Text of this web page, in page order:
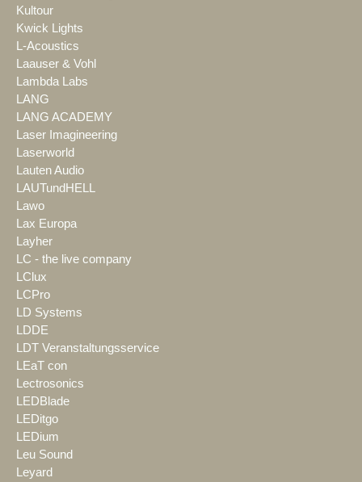
Kultour
Kwick Lights
L-Acoustics
Laauser & Vohl
Lambda Labs
LANG
LANG ACADEMY
Laser Imagineering
Laserworld
Lauten Audio
LAUTundHELL
Lawo
Lax Europa
Layher
LC - the live company
LClux
LCPro
LD Systems
LDDE
LDT Veranstaltungsservice
LEaT con
Lectrosonics
LEDBlade
LEDitgo
LEDium
Leu Sound
Leyard